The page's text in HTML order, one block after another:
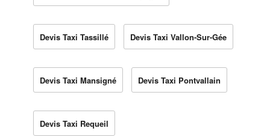
Devis Taxi Tassillé Devis Taxi Vallon-Sur-Gée
Devis Taxi Mansigné Devis Taxi Pontvallain
Devis Taxi Requeil